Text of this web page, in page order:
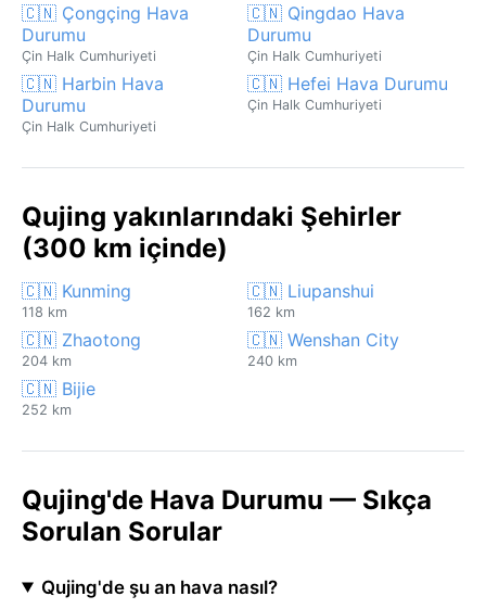
🇨🇳 Çongçing Hava
Durumu
Çin Halk Cumhuriyeti
🇨🇳 Qingdao Hava
Durumu
Çin Halk Cumhuriyeti
🇨🇳 Harbin Hava
Durumu
Çin Halk Cumhuriyeti
🇨🇳 Hefei Hava Durumu
Çin Halk Cumhuriyeti
Qujing yakınlarındaki Şehirler
(300 km içinde)
🇨🇳 Kunming
118 km
🇨🇳 Liupanshui
162 km
🇨🇳 Zhaotong
204 km
🇨🇳 Wenshan City
240 km
🇨🇳 Bijie
252 km
Qujing'de Hava Durumu — Sıkça
Sorulan Sorular
Qujing'de şu an hava nasıl?